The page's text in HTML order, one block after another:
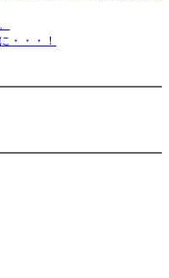
・・・！